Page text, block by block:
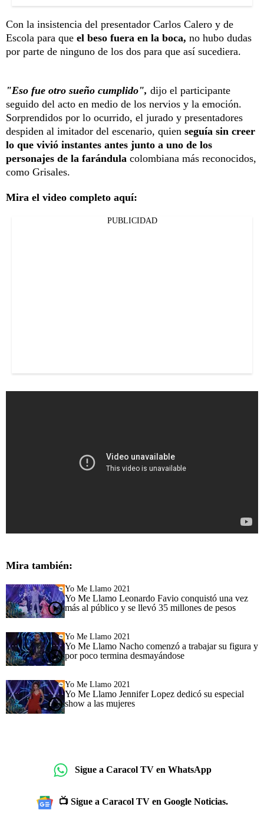
Con la insistencia del presentador Carlos Calero y de
Escola para que el beso fuera en la boca, no hubo dudas
por parte de ninguno de los dos para que así sucediera.
"Eso fue otro sueño cumplido", dijo el participante
seguido del acto en medio de los nervios y la emoción.
Sorprendidos por lo ocurrido, el jurado y presentadores
despiden al imitador del escenario, quien seguía sin creer
lo que vivió instantes antes junto a uno de los
personajes de la farándula colombiana más reconocidos,
como Grisales.
Mira el video completo aquí:
PUBLICIDAD
Mira también:
Yo Me Llamo 2021
Yo Me Llamo Leonardo Favio conquistó una vez
más al público y se llevó 35 millones de pesos
Yo Me Llamo 2021
Yo Me Llamo Nacho comenzó a trabajar su figura y
por poco termina desmayándose
Yo Me Llamo 2021
Yo Me Llamo Jennifer Lopez dedicó su especial
show a las mujeres
Sigue a Caracol TV en WhatsApp
📺 Sigue a Caracol TV en Google Noticias.